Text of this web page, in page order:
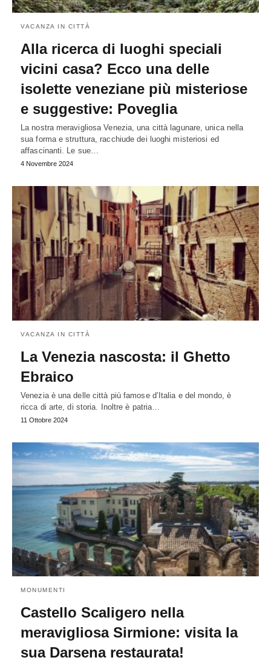
VACANZA IN CITTÀ
Alla ricerca di luoghi speciali
vicini casa? Ecco una delle
isolette veneziane più misteriose
e suggestive: Poveglia
La nostra meravigliosa Venezia, una città lagunare, unica nella
sua forma e struttura, racchiude dei luoghi misteriosi ed
affascinanti. Le sue…
4 Novembre 2024
VACANZA IN CITTÀ
La Venezia nascosta: il Ghetto
Ebraico
Venezia è una delle città più famose d’Italia e del mondo, è
ricca di arte, di storia. Inoltre è patria…
11 Ottobre 2024
MONUMENTI
Castello Scaligero nella
meravigliosa Sirmione: visita la
sua Darsena restaurata!